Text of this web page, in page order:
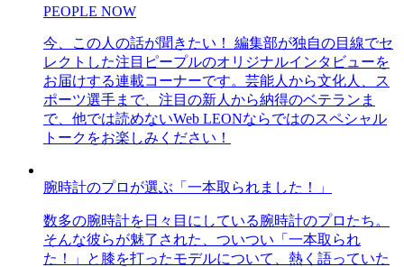
PEOPLE NOW
今、この人の話が聞きたい！ 編集部が独自の目線でセ
レクトした注目ピープルのオリジナルインタビューを
お届けする連載コーナーです。芸能人から文化人、ス
ポーツ選手まで、注目の新人から納得のベテランま
で、他では読めないWeb LEONならではのスペシャル
トークをお楽しみください！
腕時計のプロが選ぶ「一本取られました！」
数多の腕時計を日々目にしている腕時計のプロたち。
そんな彼らが魅了された、ついつい「一本取られ
た！」と膝を打ったモデルについて、熱く語っていた